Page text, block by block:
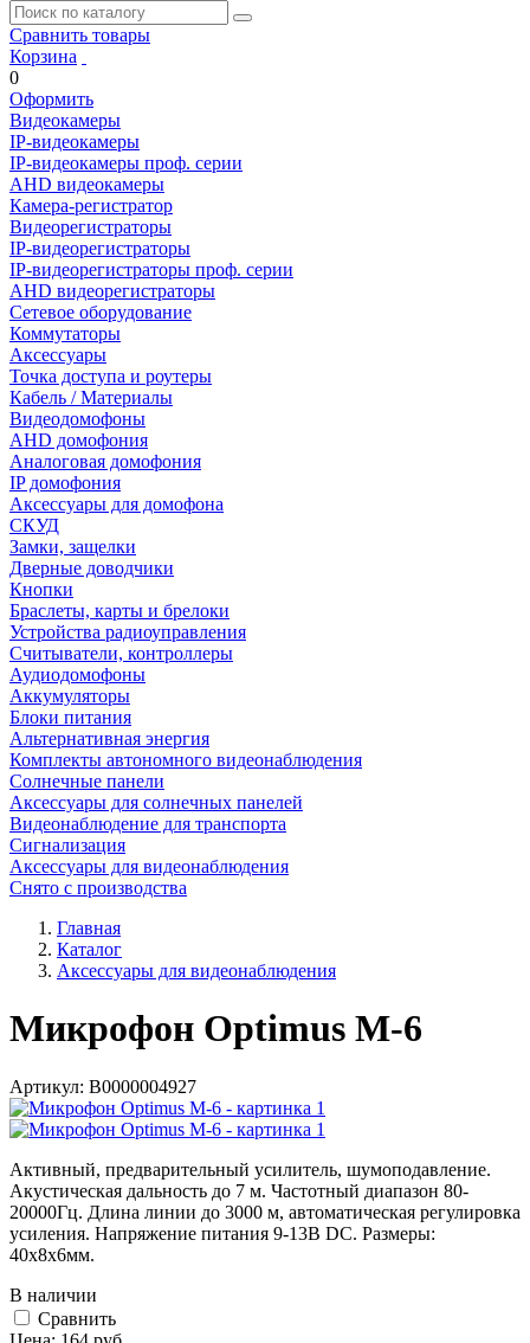
Сравнить товары
Корзина
0
Оформить
Видеокамеры
IP-видеокамеры
IP-видеокамеры проф. серии
AHD видеокамеры
Камера-регистратор
Видеорегистраторы
IP-видеорегистраторы
IP-видеорегистраторы проф. серии
AHD видеорегистраторы
Сетевое оборудование
Коммутаторы
Аксессуары
Точка доступа и роутеры
Кабель / Материалы
Видеодомофоны
AHD домофония
Аналоговая домофония
IP домофония
Аксессуары для домофона
СКУД
Замки, защелки
Дверные доводчики
Кнопки
Браслеты, карты и брелоки
Устройства радиоуправления
Считыватели, контроллеры
Аудиодомофоны
Аккумуляторы
Блоки питания
Альтернативная энергия
Комплекты автономного видеонаблюдения
Солнечные панели
Аксессуары для солнечных панелей
Видеонаблюдение для транспорта
Сигнализация
Аксессуары для видеонаблюдения
Снято с производства
Главная
Каталог
Аксессуары для видеонаблюдения
Микрофон Optimus M-6
Артикул: В0000004927
Активный, предварительный усилитель, шумоподавление.
Акустическая дальность до 7 м. Частотный диапазон 80-
20000Гц. Длина линии до 3000 м, автоматическая регулировка
усиления. Напряжение питания 9-13В DC. Размеры:
40х8х6мм.
В наличии
Cравнить